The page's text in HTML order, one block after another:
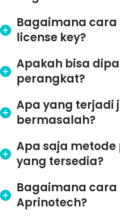
Bagaimana
license key?
Apakah bisa
perangkat?
Apa yang terjadi
bermasalah?
Apa saja
yang tersedia?
Bagaimana
Aprinotech?